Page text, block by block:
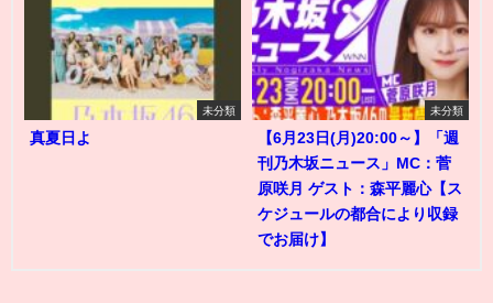
未分類
真夏日よ
未分類
【6月23日(月)20:00～】「週
刊乃木坂ニュース」MC：菅
原咲月 ゲスト：森平麗心【ス
ケジュールの都合により収録
でお届け】